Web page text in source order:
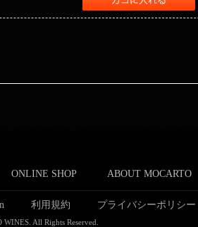
ONLINE SHOP ABOUT MOCARTO
利用規約 プライバシーポリシー
All Rights Reserved.